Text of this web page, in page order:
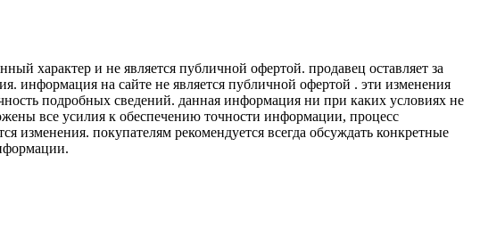
характер и не является публичной офертой. продавец оставляет за
информация на сайте не является публичной офертой . эти изменения
подробных сведений. данная информация ни при каких условиях не
все усилия к обеспечению точности информации, процесс
изменения. покупателям рекомендуется всегда обсуждать конкретные